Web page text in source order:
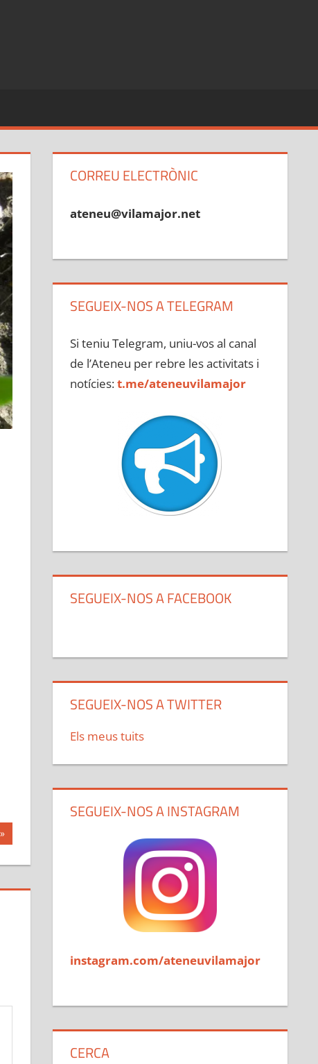
CORREU ELECTRÒNIC
ateneu@vilamajor.net
SEGUEIX-NOS A TELEGRAM
Si teniu Telegram, uniu-vos al canal
de l’Ateneu per rebre les activitats i
notícies:t.me/ateneuvilamajor
SEGUEIX-NOS A FACEBOOK
SEGUEIX-NOS A TWITTER
Els meus tuits
SEGUEIX-NOS A INSTAGRAM
instagram.com/ateneuvilamajor
CERCA